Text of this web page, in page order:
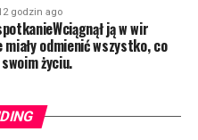
godzin ago
ją w wir
odmienić wszystko, co
życiu.